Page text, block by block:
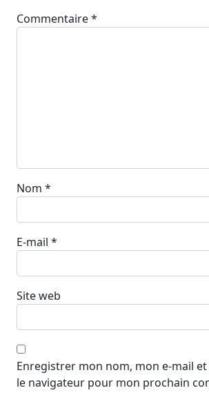
Commentaire*
Nom *
E-mail *
Site web
Enregistrer mon nom, mon e-mail
le navigateur pour mon prochain